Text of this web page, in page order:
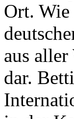
Ort. Wie
aus
dar.